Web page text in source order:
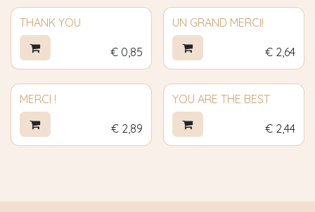
THANK YOU
€ 0,85
UN GRAND MERCI!
€ 2,64
MERCI !
€ 2,89
YOU ARE THE BEST
€ 2,44